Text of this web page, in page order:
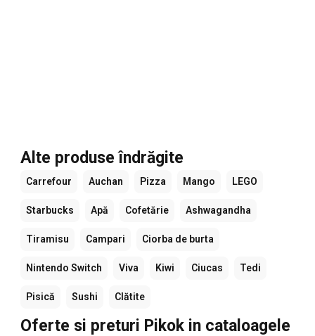
Alte produse îndrăgite
Carrefour Auchan Pizza Mango LEGO
Starbucks Apă Cofetărie Ashwagandha
Tiramisu Campari Ciorba de burta
Nintendo Switch Viva Kiwi Ciucas Tedi
Pisică Sushi Clătite
Oferte si preturi Pikok in cataloagele